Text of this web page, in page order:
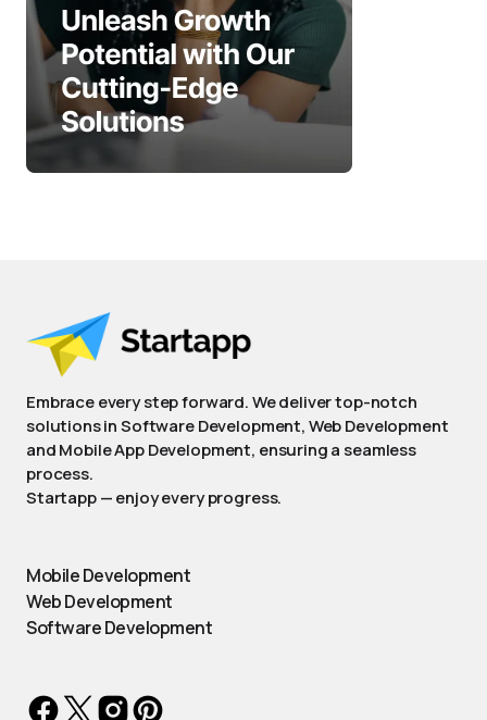
Embrace every step forward. We deliver top-notch
solutions in Software Development, Web Development
and Mobile App Development, ensuring a seamless
process.
Startapp — enjoy every progress.
Mobile Development
Web Development
Software Development